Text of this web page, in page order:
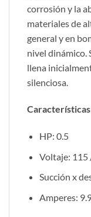
corrosión y la
materiales de
general y en
nivel dinámico.
llena
silenciosa.
HP: 0.5
Voltaje: 115
Succión x
Amperes: